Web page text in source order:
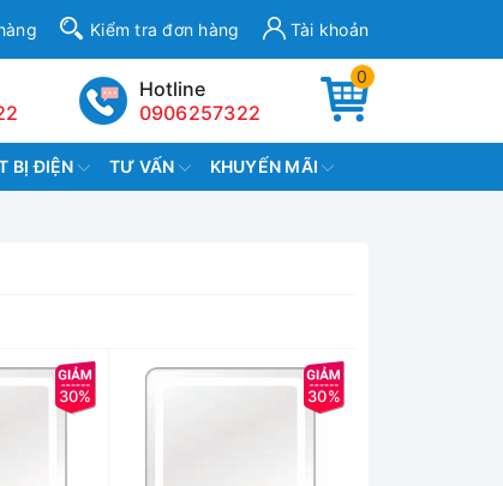
Kiểm tra đơn hàng Tài khoản
0
Hotline
0906257322
BỊ ĐIỆN TƯ VẤN KHUYẾN MÃI
30% 30%